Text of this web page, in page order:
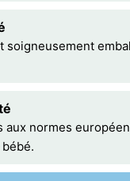
soigneusement
normes